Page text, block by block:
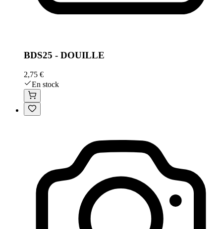
BDS25 - DOUILLE
2,75 €
En stock